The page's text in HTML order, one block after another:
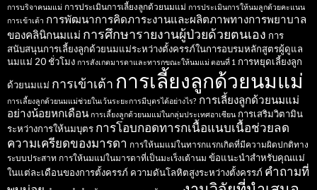
การบริจาคนมแม่ การประเมินการเลี้ยงลูกด้วยนมแม่ การประเมินการให้นมลูกด้วยคะแนน
การเข้าเต้า การพัฒนาการคิดภาระงานและผลิตภาพทางการพยาบาล
ของคลินิกนมแม่ การศึกษารายงานผู้ป่วยด้วยตนเอง การ
สนับสนุนการเลี้ยงลูกด้วยนมแม่ระหว่างตั้งครรภ์ในการอบรมหลักสูตรผู้ดูแล
นมแม่ 20 ชั่วโมง การสังเกตมารดาและทารกขณะให้นมแม่ ตอนที่ 1 การหยุดเลี้ยงลูก
ด้วยนมแม่ การเข้าเต้า การเลี้ยงลูกด้วยนมแม่
การเลี้ยงลูกด้วยนมแม่ช่วยในเว้นระยะการมีบุตรได้อย่างไร? การเลี้ยงลูกด้วยนมแม่
อย่างน้อยหกเดือน การเลี้ยงลูกด้วยนมแม่ในกลุ่มประเทศอาเซียน การเสริมวิตามิน
ระหว่างการให้นมบุตร การโอบกอดทารกเนื้อแนบเนื้อช่วยลด
ความเครียดของมารดา การให้นมแม่ในทารกแรกเกิดที่มีความผิดปกติทาง
ระบบประสาท การให้นมแม่ในมารดาที่เป็นมะเร็งเต้านม ข้อแนะนำสำหรับคุณแม่
ในแต่ละเดือนของการตั้งครรภ์ ความดันโลหิตสูงระหว่างตั้งครรภ์ คำถามที่